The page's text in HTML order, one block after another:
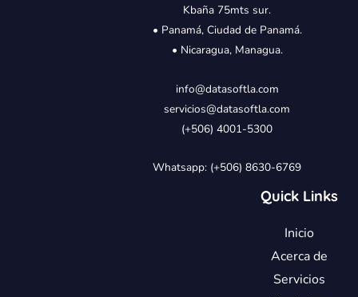
Kbaña 75mts sur.
• Panamá, Ciudad de Panamá.
• Nicaragua, Managua.
info@datasoftla.com
servicios@datasoftla.com
(+506) 4001-5300
Whatsapp: (+506) 8630-6769
Quick Links
Inicio
Acerca de
Servicios